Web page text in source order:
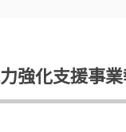
強化支援事